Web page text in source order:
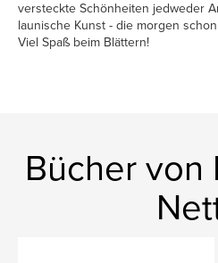
versteckte Schönheiten jedweder
launische Kunst - die morgen
Viel Spaß beim Blättern!
Bücher von